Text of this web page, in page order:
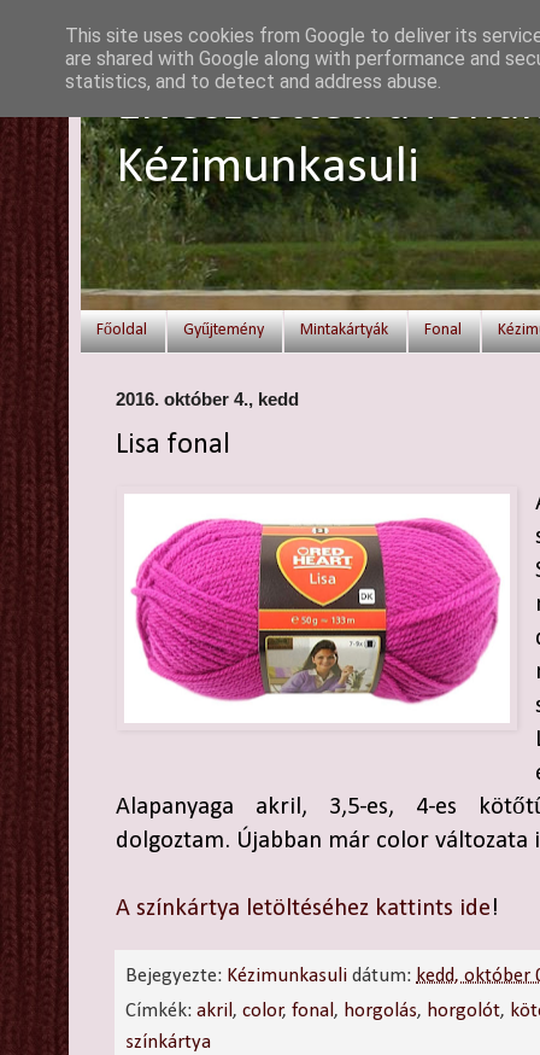
Elvesztetted a
Kézimunkasuli
Főoldal Gyűjtemény Mintakártyák Fonal
2016. október 4., kedd
Lisa fonal
Alapanyaga akril, 3,5-es, 4-es
dolgoztam. Újabban már color változata
A színkártya letöltéséhez kattints ide !
Bejegyezte: Kézimunkasuli dátum: kedd, október
Címkék:akril,color,fonal, horgolás, horgolót,
színkártya
This site uses cookies from Google to deliver its
are shared with Google along with performance and
statistics, and to detect and address abuse.